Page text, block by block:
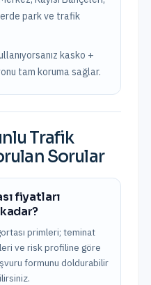
park ve trafik
kasko +
tam koruma sağlar.
Trafik
Sorular
fiyatları
primleri; teminat
ve risk profiline göre
formunu doldurabilir